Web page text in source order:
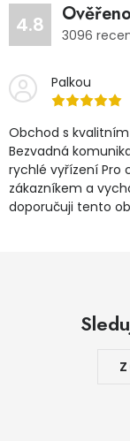
4.8 3096
Palkou
Obchod s
Bezvadná
rychlé vyřízení Pro
zákazníkem a
doporučuji tento